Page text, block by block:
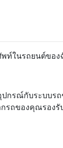
ท์ในรถยนต์ขอ
กรณ์กับระบบร
กรถของคุณรองรั